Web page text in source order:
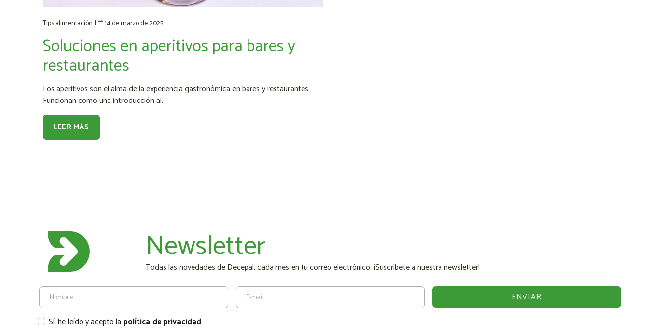
Tips alimentación | 14 de marzo de 2025
Soluciones en aperitivos para bares y
restaurantes
Los aperitivos son el alma de la experiencia gastronómica en bares y restaurantes.
Funcionan como una introducción al...
LEER MÁS
Newsletter
Todas las novedades de Decepal, cada mes en tu correo electrónico. ¡Suscríbete a nuestra newsletter!
Sí, he leído y acepto la política de privacidad